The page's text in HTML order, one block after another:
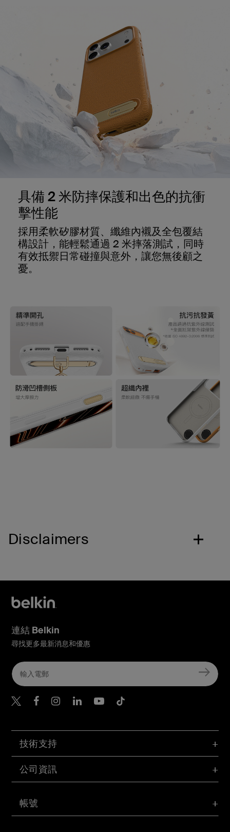
具備 2 米防摔保護和出色的抗衝
擊性能
採用柔軟矽膠材質、纖維內襯及全包覆結
構設計，能輕鬆通過 2 米摔落測試，同時
有效抵禦日常碰撞與意外，讓您無後顧之
憂。
Disclaimers
帳號
技術支持
公司資訊
連結 Belkin
尋找更多最新消息和優惠
Belkin Twitter
Belkin Hong Kong
Belkin Instagram
Belkin Hong Kong
Belkin Youtube
Belkin TikTok